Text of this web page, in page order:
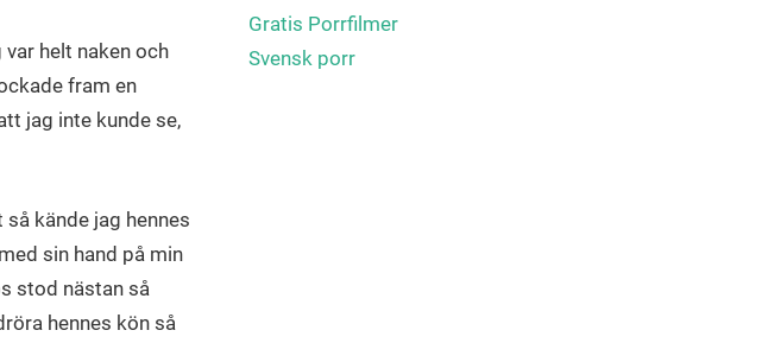
helt naken och
fram en
jag inte kunde se,
kände jag hennes
sin hand på min
stod nästan så
hennes kön så
Gratis Porrfilmer
Svensk porr